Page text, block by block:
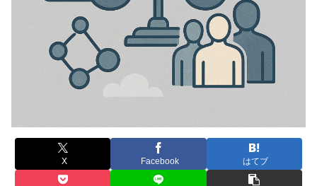
X Facebook はてブ